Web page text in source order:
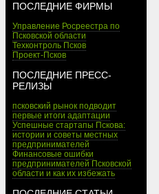
ПОСЛЕДНИЕ ФИРМЫ
Управление Росреестра по
Псковской области
Техконтроль Псков
Проект-Псков
ПОСЛЕДНИЕ ПРЕСС-
РЕЛИЗЫ
псковский рынок подводит
первые итоги адаптации
Успешные стартапы Пскова:
истории и советы местных
предпринимателей
Финансовые ошибки
предпринимателей Псковской
области и как их избежать